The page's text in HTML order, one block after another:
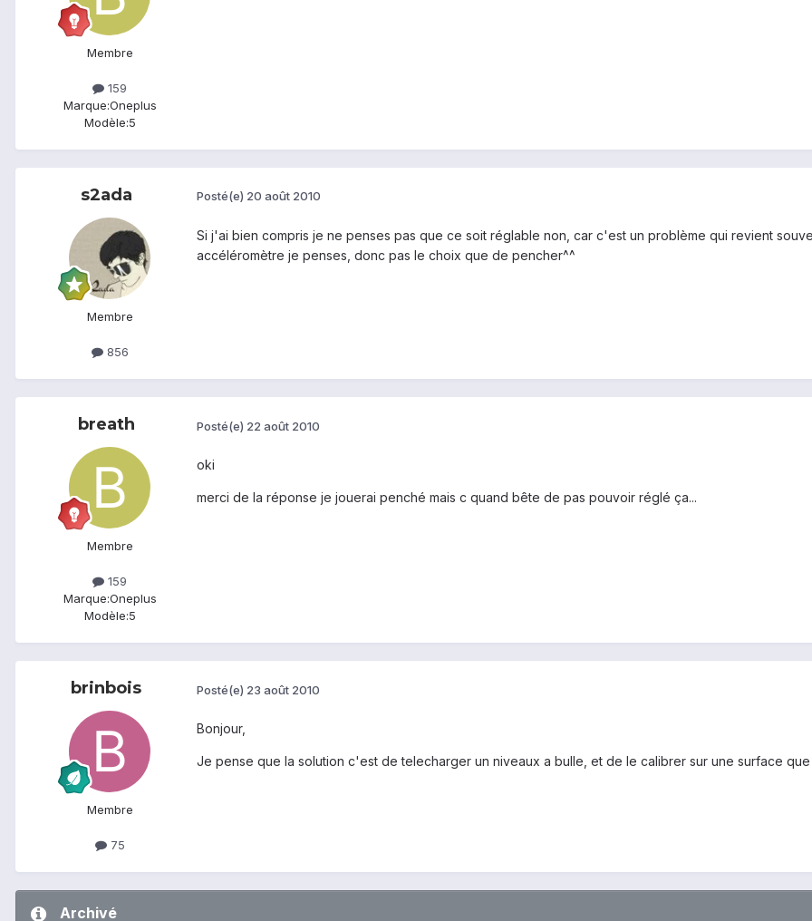
Membre
159
Marque:Oneplus
Modèle:5
s2ada
Membre
856
Posté(e) 20 août 2010
Si j'ai bien compris je ne penses pas que ce soit réglable non, car c'est un problème qui revient
accéléromètre je penses, donc pas le choix que de pencher^^
breath
Membre
159
Marque:Oneplus
Modèle:5
Posté(e) 22 août 2010
oki
merci de la réponse je jouerai penché mais c quand bête de pas pouvoir réglé ça...
brinbois
Membre
75
Posté(e) 23 août 2010
Bonjour,
Je pense que la solution c'est de telecharger un niveaux a bulle, et de le calibrer sur une surface
Archivé